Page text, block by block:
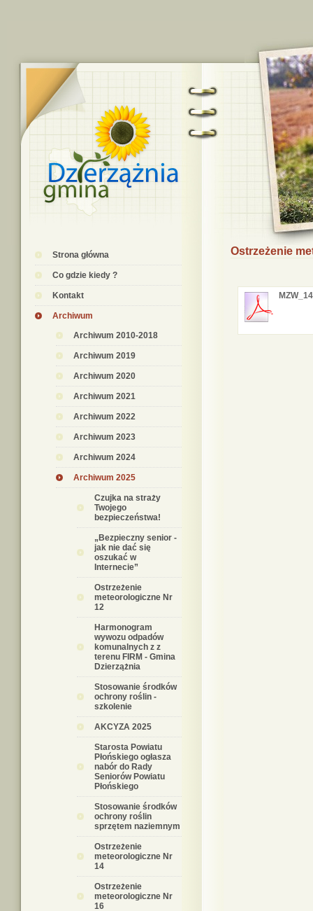
Strona główna
Co gdzie kiedy ?
Kontakt
Archiwum
Archiwum 2010-2018
Archiwum 2019
Archiwum 2020
Archiwum 2021
Archiwum 2022
Archiwum 2023
Archiwum 2024
Archiwum 2025
Czujka na straży
Twojego
bezpieczeństwa!
„Bezpieczny senior -
jak nie dać się
oszukać w
Internecie”
Ostrzeżenie
meteorologiczne Nr
12
Harmonogram
wywozu odpadów
komunalnych z z
terenu FIRM - Gmina
Dzierzążnia
Stosowanie środków
ochrony roślin -
szkolenie
AKCYZA 2025
Starosta Powiatu
Płońskiego ogłasza
nabór do Rady
Seniorów Powiatu
Płońskiego
Stosowanie środków
ochrony roślin
sprzętem naziemnym
Ostrzeżenie
meteorologiczne Nr
14
Ostrzeżenie
meteorologiczne Nr
16
Ostrzeżenie